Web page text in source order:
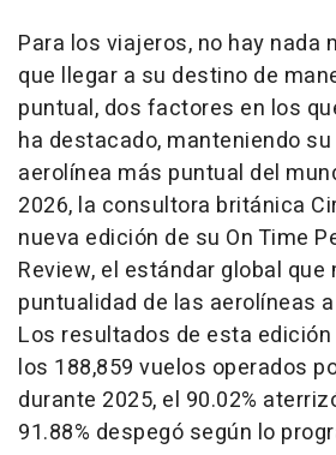
Para los viajeros, no hay nada
que llegar a su destino de
puntual, dos factores en los
ha destacado, manteniendo
aerolínea más puntual del
2026, la consultora británica
nueva edición de su On Time
Review, el estándar global que
puntualidad de las aerolíneas
Los resultados de esta
los 188,859 vuelos operados
durante 2025, el 90.02%
91.88% despegó según lo